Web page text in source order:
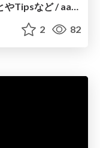
Alexaスキル開発で 最近やったことやTipsなど / aajug201902
2 82